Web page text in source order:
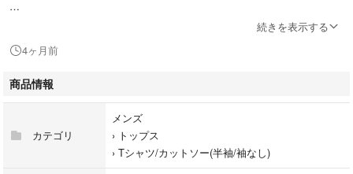
続きを表示する
4ヶ月前
商品情報
カテゴリ
メンズ
› トップス
› Tシャツ/カットソー(半袖/袖なし)